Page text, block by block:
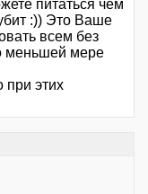
питаться чем
:)) Это Ваше
всем без
меньшей мере
при этих